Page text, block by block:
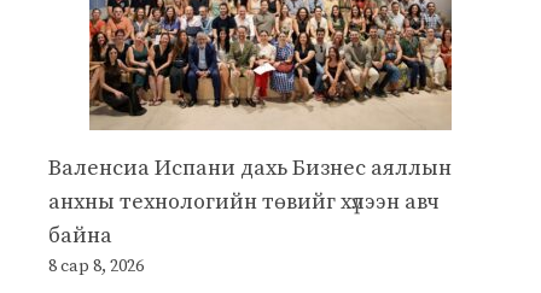
Валенсиа Испани дахь Бизнес аяллын
анхны технологийн төвийг хүлээн авч
байна
8 сар 8, 2026